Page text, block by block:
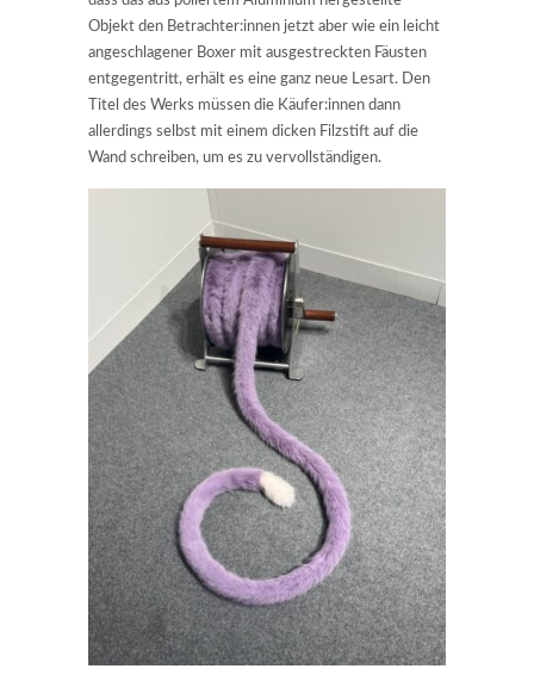
Objekt den Betrachter:innen jetzt aber wie ein leicht
angeschlagener Boxer mit ausgestreckten Fäusten
entgegentritt, erhält es eine ganz neue Lesart. Den
Titel des Werks müssen die Käufer:innen dann
allerdings selbst mit einem dicken Filzstift auf die
Wand schreiben, um es zu vervollständigen.